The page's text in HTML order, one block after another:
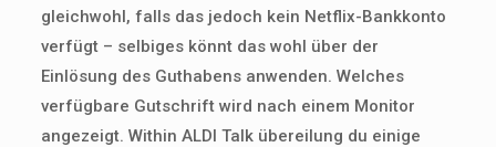
gleichwohl, falls das jedoch kein Netflix-Bankkonto
verfügt – selbiges könnt das wohl über der
Einlösung des Guthabens anwenden. Welches
verfügbare Gutschrift wird nach einem Monitor
angezeigt. Within ALDI Talk übereilung du einige